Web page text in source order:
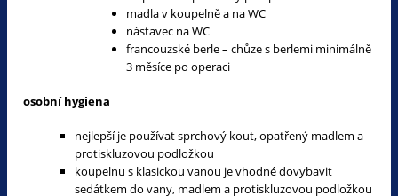
madla v koupelně a na WC
nástavec na WC
francouzské berle – chůze s berlemi minimálně
3 měsíce po operaci
osobní hygiena
nejlepší je používat sprchový kout, opatřený madlem a
protiskluzovou podložkou
koupelnu s klasickou vanou je vhodné dovybavit
sedátkem do vany, madlem a protiskluzovou podložkou